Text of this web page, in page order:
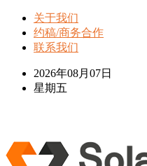
关于我们
约稿/商务合作
联系我们
2026年08月07日
星期五